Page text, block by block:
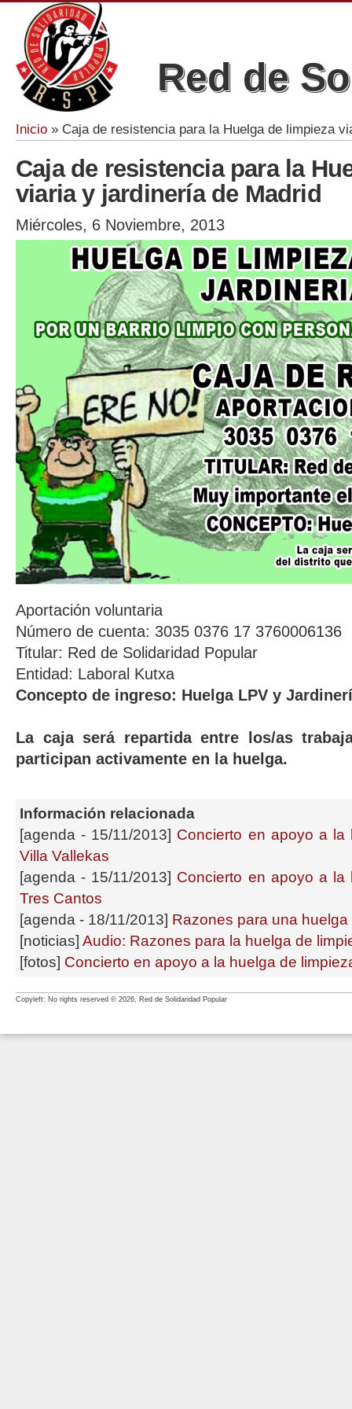
Red de
Se encuentra usted aquí
Inicio » Caja de resistencia para la Huelga de limpieza
Caja de resistencia para la
viaria y jardinería de Madrid
Miércoles, 6 Noviembre, 2013
Aportación voluntaria
Número de cuenta: 3035 0376 17 3760006136
Titular: Red de Solidaridad Popular
Entidad: Laboral Kutxa
Concepto de ingreso: Huelga LPV y
La caja será repartida entre los/as
participan activamente en la huelga.
Información relacionada
[agenda - 15/11/2013] Concierto en apoyo a la
Villa Vallekas
[agenda - 15/11/2013] Concierto en apoyo a la
Tres Cantos
[agenda - 18/11/2013] Razones para una huelga
[noticias] Audio: Razones para la huelga de
[fotos] Concierto en apoyo a la huelga de
Copyleft: No rights reserved © 2026, Red de Solidaridad Popular